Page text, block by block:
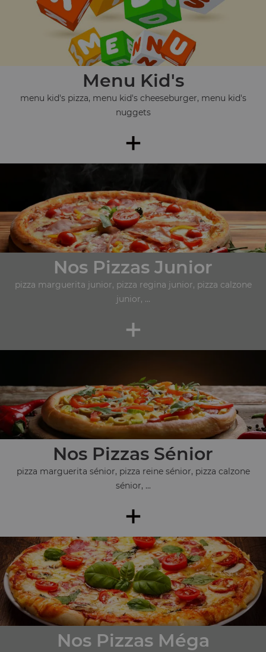
Menu Kid's
menu kid's pizza, menu kid's cheeseburger, menu kid's
nuggets
+
Nos Pizzas Junior
pizza marguerita junior, pizza regina junior, pizza calzone
junior, ...
+
Nos Pizzas Sénior
pizza marguerita sénior, pizza reine sénior, pizza calzone
sénior, ...
+
Nos Pizzas Méga